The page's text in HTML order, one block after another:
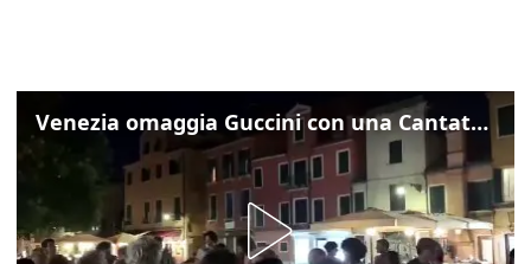
Venezia omaggia Guccini con una Cantata Anarchica in campo Santa Margherita